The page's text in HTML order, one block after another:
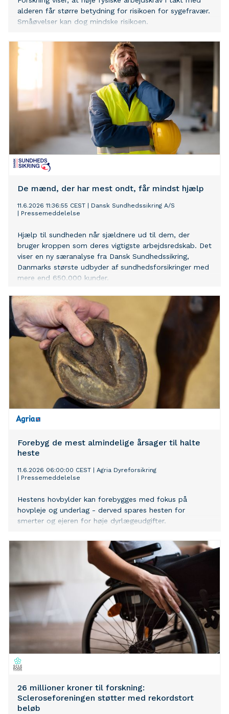
alderen får større betydning for risikoen for sygefravær.
Småøvelser kan dog mindske risikoen.
De mænd, der har mest ondt, får mindst hjælp
11.6.2026 11:36:55 CEST
Dansk Sundhedssikring A/S
Pressemeddelelse
Hjælp til sundheden når sjældnere ud til dem, der
bruger kroppen som deres vigtigste arbejdsredskab. Det
viser en ny særanalyse fra Dansk Sundhedssikring,
Danmarks største udbyder af sundhedsforsikringer med
mere end 650.000 kunder.
Forebyg de mest almindelige årsager til halte
heste
11.6.2026 06:00:00 CEST
Agria Dyreforsikring
Pressemeddelelse
Hestens hovbylder kan forebygges med fokus på
hovpleje og underlag - derved spares hesten for
smerter og ejeren for høje dyrlægeudgifter.
26 millioner kroner til forskning:
Scleroseforeningen støtter med rekordstort
beløb